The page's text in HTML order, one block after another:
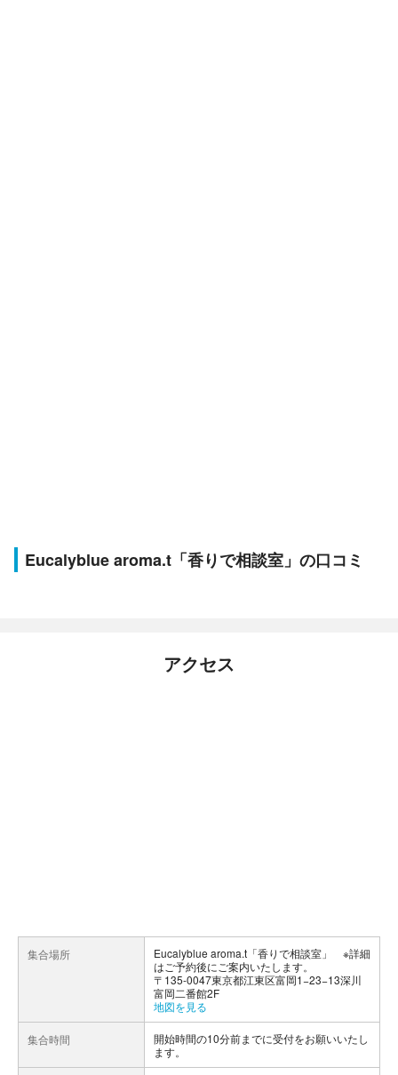
Eucalyblue aroma.t「香りで相談室」の口コミ
アクセス
集合場所
Eucalyblue aroma.t「香りで相談室」 ※詳細
はご予約後にご案内いたします。
〒135-0047東京都江東区富岡1−23−13深川
富岡二番館2F
地図を見る
集合時間
開始時間の10分前までに受付をお願いいたし
ます。